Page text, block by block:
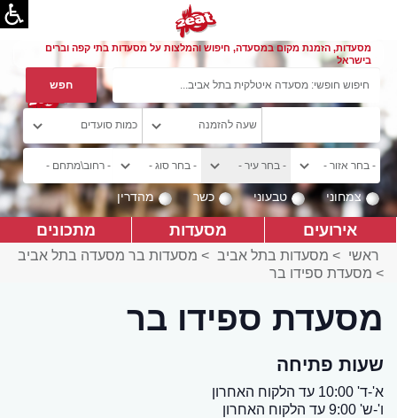
מסעדות, הזמנת מקום במסעדה, חיפוש והמלצות על מסעדות בתי קפה וברים
בישראל
צמחוני טבעוני כשר מהדרין
אירועים מסעדות מתכונים
ראשי > מסעדות בתל אביב > מסעדות בר מסעדה בתל אביב
> מסעדת ספידו בר
מסעדת ספידו בר
שעות פתיחה
א'-ד' 10:00 עד הלקוח האחרון
ו'-ש' 9:00 עד הלקוח האחרון